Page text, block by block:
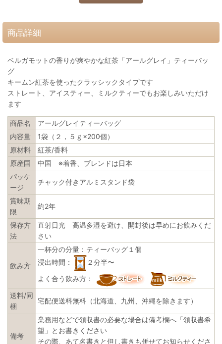
商品詳細
ベルガモットの香りが爽やかな紅茶「アールグレイ」ティーバッ
グ
キームン紅茶を使ったクラッシックタイプです
ストレート、アイスティー、ミルクティーでもお楽しみいただけ
ます
商品名
アールグレイティーバッグ
内容量
1袋（２，５ｇ×200個）
原材料
紅茶/香料
原産国
中国 ※着香、ブレンドは日本
パッケ
ージ
チャック付きアルミスタンド袋
賞味期
限
約2年
保存方
法
直射日光 高温多湿を避け、開封後は早めにお飲みくだ
さい
飲み方
一杯分の分量：ティーバッグ１個
浸出時間：
２分半〜
よく合う飲み方：
送料/同
梱
宅配便送料無料（北海道、九州、沖縄を除きます）
備考
業務用などで領収書の必要な場合は備考欄へ「領収書希
望」とお書きください
その際、あて名書きと但し書きも併せてお知らせくださ